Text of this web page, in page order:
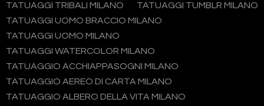
TATUAGGI TRIBALI MILANO
TATUAGGI TUMBLR MILANO
TATUAGGI UOMO BRACCIO MILANO
TATUAGGI UOMO MILANO
TATUAGGI WATERCOLOR MILANO
TATUAGGIO ACCHIAPPASOGNI MILANO
TATUAGGIO AEREO DI CARTA MILANO
TATUAGGIO ALBERO DELLA VITA MILANO